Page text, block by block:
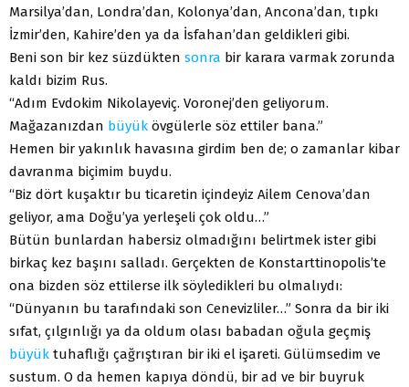
Marsilya’dan, Londra’dan, Kolonya’dan, Ancona’dan, tıpkı
İzmir’den, Kahire’den ya da İsfahan’dan geldikleri gibi.
Beni son bir kez süzdükten sonra bir karara varmak zorunda
kaldı bizim Rus.
“Adım Evdokim Nikolayeviç. Voronej’den geliyorum.
Mağazanızdan büyük övgülerle söz ettiler bana.”
Hemen bir yakınlık havasına girdim ben de; o zamanlar kibar
davranma biçimim buydu.
“Biz dört kuşaktır bu ticaretin içindeyiz Ailem Cenova’dan
geliyor, ama Doğu’ya yerleşeli çok oldu…”
Bütün bunlardan habersiz olmadığını belirtmek ister gibi
birkaç kez başını salladı. Gerçekten de Konstarttinopolis’te
ona bizden söz ettilerse ilk söyledikleri bu olmalıydı:
“Dünyanın bu tarafındaki son Cenevizliler…” Sonra da bir iki
sıfat, çılgınlığı ya da oldum olası babadan oğula geçmiş
büyük tuhaflığı çağrıştıran bir iki el işareti. Gülümsedim ve
sustum. O da hemen kapıya döndü, bir ad ve bir buyruk